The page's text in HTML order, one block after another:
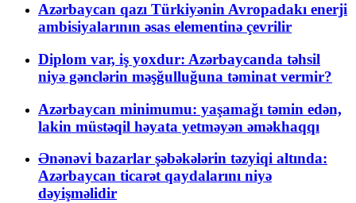
Azərbaycan qazı Türkiyənin Avropadakı enerji
ambisiyalarının əsas elementinə çevrilir
Diplom var, iş yoxdur: Azərbaycanda təhsil
niyə gənclərin məşğulluğuna təminat vermir?
Azərbaycan minimumu: yaşamağı təmin edən,
lakin müstəqil həyata yetməyən əməkhaqqı
Ənənəvi bazarlar şəbəkələrin təzyiqi altında:
Azərbaycan ticarət qaydalarını niyə
dəyişməlidir